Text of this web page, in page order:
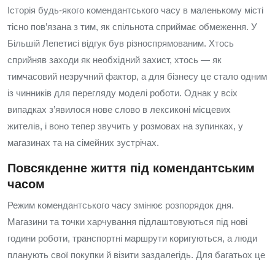
Історія будь‑якого комендантського часу в маленькому місті
тісно пов’язана з тим, як спільнота сприймає обмеження. У
Більшій Лепетисі відгук був різноспрямованим. Хтось
сприйняв заходи як необхідний захист, хтось — як
тимчасовий незручний фактор, а для бізнесу це стало одним
із чинників для перегляду моделі роботи. Однак у всіх
випадках з’явилося нове слово в лексиконі місцевих
жителів, і воно тепер звучить у розмовах на зупинках, у
магазинах та на сімейних зустрічах.
Повсякденне життя під комендантським
часом
Режим комендантського часу змінює розпорядок дня.
Магазини та точки харчування підлаштовуються під нові
години роботи, транспортні маршрути коригуються, а люди
планують свої покупки й візити заздалегідь. Для багатьох це